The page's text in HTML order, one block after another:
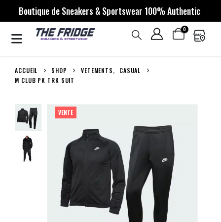
Boutique de Sneakers & Sportswear 100% Authentic
0
ACCUEIL SHOP VETEMENTS,
CASUAL
M CLUB PK TRK SUIT
VENTE